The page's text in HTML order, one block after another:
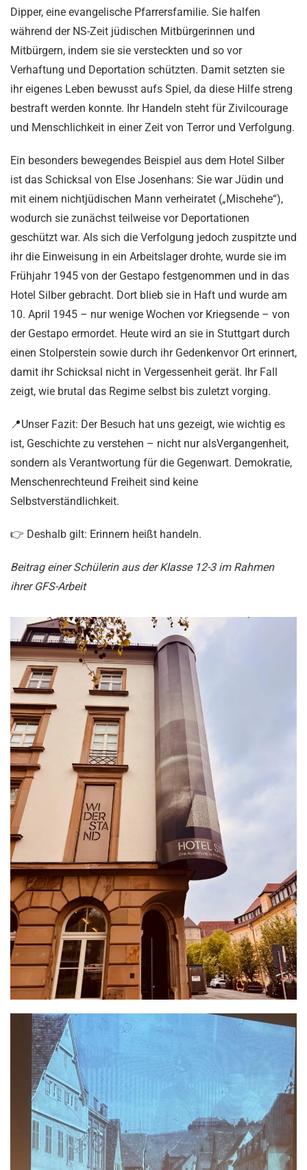
Dipper, eine evangelische Pfarrersfamilie. Sie halfen
während der NS-Zeit jüdischen Mitbürgerinnen und
Mitbürgern, indem sie sie versteckten und so vor
Verhaftung und Deportation schützten. Damit setzten sie
ihr eigenes Leben bewusst aufs Spiel, da diese Hilfe streng
bestraft werden konnte. Ihr Handeln steht für Zivilcourage
und Menschlichkeit in einer Zeit von Terror und Verfolgung.
Ein besonders bewegendes Beispiel aus dem Hotel Silber
ist das Schicksal von Else Josenhans: Sie war Jüdin und
mit einem nichtjüdischen Mann verheiratet („Mischehe“),
wodurch sie zunächst teilweise vor Deportationen
geschützt war. Als sich die Verfolgung jedoch zuspitzte und
ihr die Einweisung in ein Arbeitslager drohte, wurde sie im
Frühjahr 1945 von der Gestapo festgenommen und in das
Hotel Silber gebracht. Dort blieb sie in Haft und wurde am
10. April 1945 – nur wenige Wochen vor Kriegsende – von
der Gestapo ermordet. Heute wird an sie in Stuttgart durch
einen Stolperstein sowie durch ihr Gedenkenvor Ort erinnert,
damit ihr Schicksal nicht in Vergessenheit gerät. Ihr Fall
zeigt, wie brutal das Regime selbst bis zuletzt vorging.
📍Unser Fazit: Der Besuch hat uns gezeigt, wie wichtig es
ist, Geschichte zu verstehen – nicht nur alsVergangenheit,
sondern als Verantwortung für die Gegenwart. Demokratie,
Menschenrechteund Freiheit sind keine
Selbstverständlichkeit.
👉 Deshalb gilt: Erinnern heißt handeln.
Beitrag einer Schülerin aus der Klasse 12-3 im Rahmen
ihrer GFS-Arbeit